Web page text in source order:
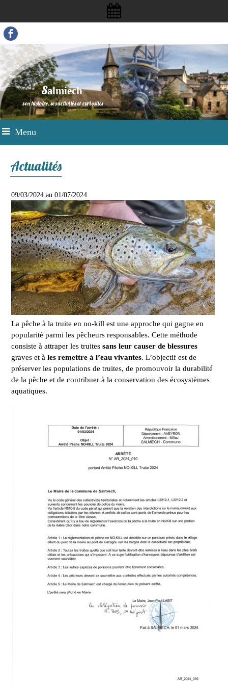
Salmiech
son histoire, ses activités et curiosités
Menu
Actualités
09/03/2024 au 01/07/2024
La pêche à la truite en no-kill est une approche qui gagne en
popularité parmi les pêcheurs responsables. Cette méthode
consiste à attraper les truitessans leur causer de blessures
graves et àles remettre à l’eau vivantes. L’objectif est de
préserver les populations de truites, de promouvoir la durabilité
de la pêche et de contribuer à la conservation des écosystèmes
aquatiques.